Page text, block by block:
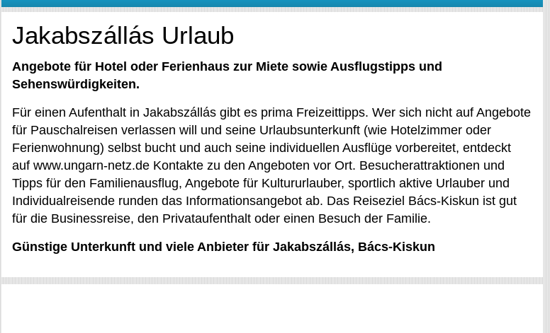
Jakabszállás Urlaub
Angebote für Hotel oder Ferienhaus zur Miete sowie Ausflugstipps und
Sehenswürdigkeiten.
Für einen Aufenthalt in Jakabszállás gibt es prima Freizeittipps. Wer sich nicht auf Angebote
für Pauschalreisen verlassen will und seine Urlaubsunterkunft (wie Hotelzimmer oder
Ferienwohnung) selbst bucht und auch seine individuellen Ausflüge vorbereitet, entdeckt
auf www.ungarn-netz.de Kontakte zu den Angeboten vor Ort. Besucherattraktionen und
Tipps für den Familienausflug, Angebote für Kultururlauber, sportlich aktive Urlauber und
Individualreisende runden das Informationsangebot ab. Das Reiseziel Bács-Kiskun ist gut
für die Businessreise, den Privataufenthalt oder einen Besuch der Familie.
Günstige Unterkunft und viele Anbieter für Jakabszállás, Bács-Kiskun